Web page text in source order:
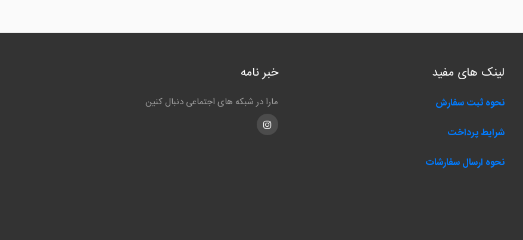
لینک های مفید
نحوه ثبت سفارش
شرایط پرداخت
نحوه ارسال سفارشات
خبر نامه
مارا در شبکه های اجتماعی دنبال کنین
Instagram